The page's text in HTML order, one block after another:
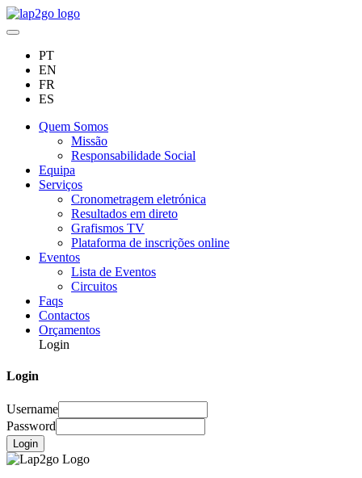
PT
EN
FR
ES
Quem Somos
Missão
Responsabilidade Social
Equipa
Serviços
Cronometragem eletrónica
Resultados em direto
Grafismos TV
Plataforma de inscrições online
Eventos
Lista de Eventos
Circuitos
Faqs
Contactos
Orçamentos
Login
Login
Username
Password
Login